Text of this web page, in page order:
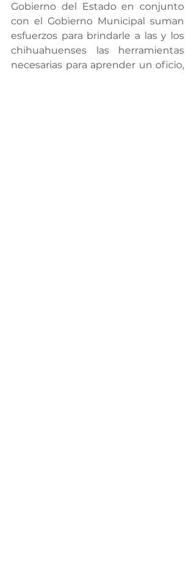
Gobierno del Estado en conjunto
con el Gobierno Municipal suman
esfuerzos para brindarle a las y los
chihuahuenses las herramientas
necesarias para aprender un oficio,